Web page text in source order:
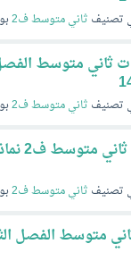
تصنيف ثاني متوسط ف2
ثاني متوسط
تصنيف ثاني متوسط ف2
بنك
تصنيف ثاني متوسط ف2
متوسط الفصل